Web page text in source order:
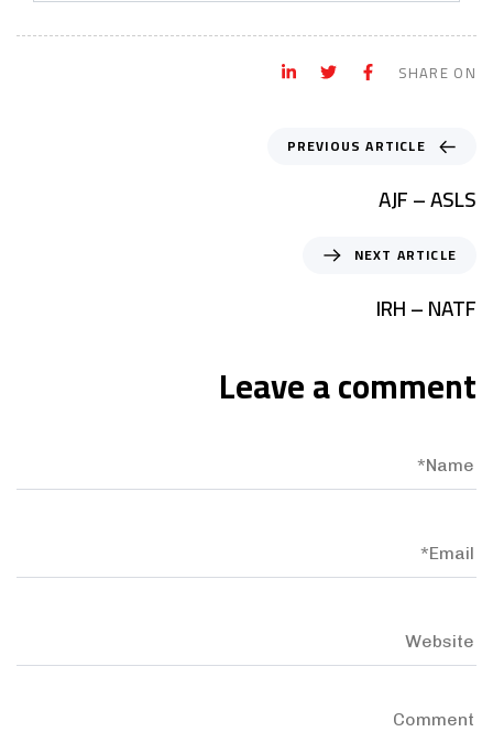
SHARE ON
PREVIOUS ARTICLE
AJF – ASLS
NEXT ARTICLE
IRH – NATF
Leave a comment